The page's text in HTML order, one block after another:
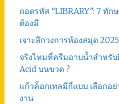
ถอดรหัส “LIBRARY”: 7 ทั
ต้องมี
เจาะลึกวงการห้องสมุด
จริงไหมที่ครีมอาบน้ำสำหรั
Acid บนขวด ?
แก้วค็อกเทลมีกี่แบบ เลือกอย่
งาน